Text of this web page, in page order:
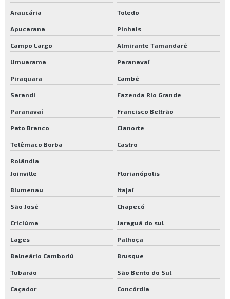
Araucária Toledo
Apucarana Pinhais
Campo Largo Almirante Tamandaré
Umuarama Paranavaí
Piraquara Cambé
Sarandi Fazenda Rio Grande
Paranavaí Francisco Beltrão
Pato Branco Cianorte
Telêmaco Borba Castro
Rolândia
Joinville
Florianópolis
Blumenau Itajaí
São José Chapecó
Criciúma Jaraguá do sul
Lages Palhoça
Balneário Camboriú Brusque
Tubarão São Bento do Sul
Caçador Concórdia